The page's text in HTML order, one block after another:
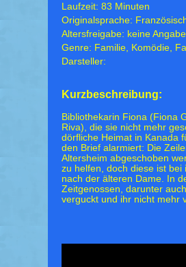
Laufzeit: 83 Minuten
Originalsprache:
Altersfreigabe: keine Angabe
Genre: Familie, Komödie,
Darsteller:
Kurzbeschreibung:
Bibliothekarin Fiona (Fiona
Riva), die sie nicht mehr
dörfliche Heimat in Kanada
den Brief alarmiert: Die
Altersheim abgeschoben
zu helfen, doch diese ist
nach der älteren Dame. In
Zeitgenossen, darunter
verguckt und ihr nicht mehr